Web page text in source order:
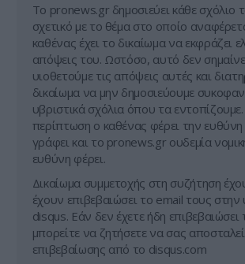
Tο pronews.gr δημοσιεύει κάθε σχόλιο
σχετικό με το θέμα στο οποίο
καθένας έχει το δικαίωμα να εκφράζει
απόψεις του. Ωστόσο, αυτό δεν
υιοθετούμε τις απόψεις αυτές και
δικαίωμα να μην δημοσιεύουμε
υβριστικά σχόλια όπου τα
περίπτωση ο καθένας φέρει την
γράφει και το pronews.gr ουδεμία
ευθύνη φέρει.
Δικαίωμα συμμετοχής στη συζήτηση
έχουν επιβεβαιώσει το email τους στην
disqus. Εάν δεν έχετε ήδη
μπορείτε να ζητήσετε να σας
επιβεβαίωσης από το disqus.com